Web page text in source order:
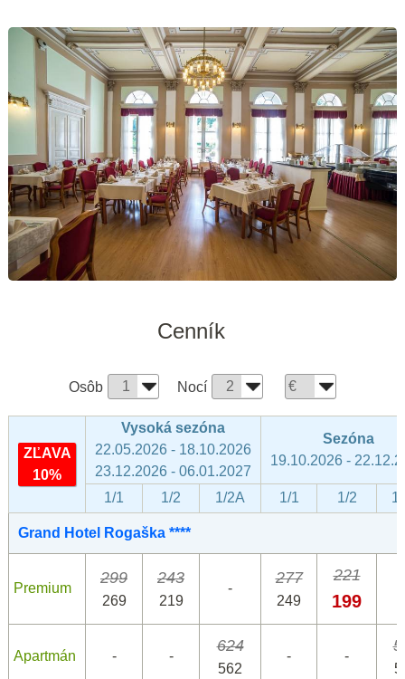
Cenník
Osôb Nocí
ZĽAVA
10%
Vysoká sezóna
22.05.2026 - 18.10.2026
23.12.2026 - 06.01.2027
Sezóna
19.10.2026 -
1/1 1/2 1/2A 1/1 1/2
Grand Hotel Rogaška ****
Premium
299
269
243
219
-
277
249
221
199
Apartmán - -
624
562
- -